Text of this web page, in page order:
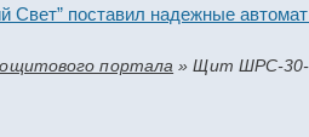
поставил надежные
портала »Щит ШРС-